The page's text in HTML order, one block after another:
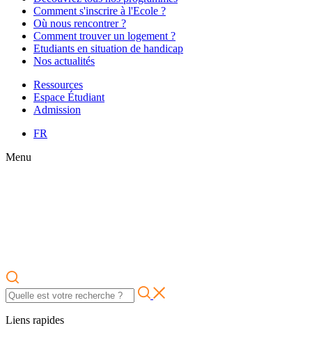
Comment s'inscrire à l'Ecole ?
Où nous rencontrer ?
Comment trouver un logement ?
Etudiants en situation de handicap
Nos actualités
Ressources
Espace Étudiant
Admission
FR
Menu
Liens rapides